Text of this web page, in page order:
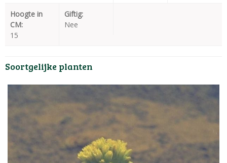
Hoogte in
CM:
15
Giftig:
Nee
Soortgelijke planten